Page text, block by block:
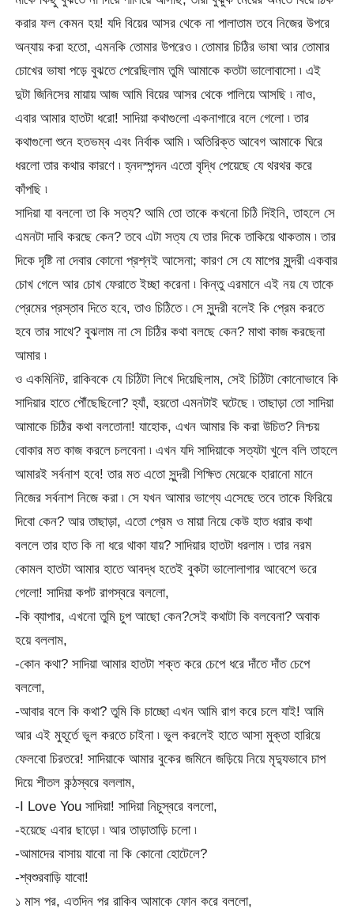
করার ফল কেমন হয়! যদি বিয়ের আসর থেকে না পালাতাম তবে নিজের উপরে
অন্যায় করা হতো, এমনকি তোমার উপরেও ৷ তোমার চিঠির ভাষা আর তোমার
চোখের ভাষা পড়ে বুঝতে পেরেছিলাম তুমি আমাকে কতটা ভালোবাসো ৷ এই
দুটা জিনিসের মায়ায় আজ আমি বিয়ের আসর থেকে পালিয়ে আসছি ৷ নাও,
এবার আমার হাতটা ধরো! সাদিয়া কথাগুলো একনাগারে বলে গেলো ৷ তার
কথাগুলো শুনে হতভম্ব এবং নির্বাক আমি ৷ অতিরিক্ত আবেগ আমাকে ঘিরে
ধরলো তার কথার কারণে ৷ হ্নদস্পন্দন এতো বৃদ্ধি পেয়েছে যে থরথর করে
কাঁপছি ৷
সাদিয়া যা বললো তা কি সত্য? আমি তো তাকে কখনো চিঠি দিইনি, তাহলে সে
এমনটা দাবি করছে কেন? তবে এটা সত্য যে তার দিকে তাকিয়ে থাকতাম ৷ তার
দিকে দৃষ্টি না দেবার কোনো প্রশ্নই আসেনা; কারণ সে যে মাপের সুন্দরী একবার
চোখ গেলে আর চোখ ফেরাতে ইচ্ছা করেনা ৷ কিন্তু এরমানে এই নয় যে তাকে
প্রেমের প্রস্তাব দিতে হবে, তাও চিঠিতে ৷ সে সুন্দরী বলেই কি প্রেম করতে
হবে তার সাথে? বুঝলাম না সে চিঠির কথা বলছে কেন? মাথা কাজ করছেনা
আমার ৷
ও একমিনিট, রাকিবকে যে চিঠিটা লিখে দিয়েছিলাম, সেই চিঠিটা কোনোভাবে কি
সাদিয়ার হাতে পৌঁছেছিলো? হ্যাঁ, হয়তো এমনটাই ঘটেছে ৷ তাছাড়া তো সাদিয়া
আমাকে চিঠির কথা বলতোনা! যাহোক, এখন আমার কি করা উচিত? নিশ্চয়
বোকার মত কাজ করলে চলবেনা ৷ এখন যদি সাদিয়াকে সত্যটা খুলে বলি তাহলে
আমারই সর্বনাশ হবে! তার মত এতো সুন্দরী শিক্ষিত মেয়েকে হারানো মানে
নিজের সর্বনাশ নিজে করা ৷ সে যখন আমার ভাগ্যে এসেছে তবে তাকে ফিরিয়ে
দিবো কেন? আর তাছাড়া, এতো প্রেম ও মায়া নিয়ে কেউ হাত ধরার কথা
বললে তার হাত কি না ধরে থাকা যায়? সাদিয়ার হাতটা ধরলাম ৷ তার নরম
কোমল হাতটা আমার হাতে আবদ্ধ হতেই বুকটা ভালোলাগার আবেশে ভরে
গেলো! সাদিয়া কপট রাগস্বরে বললো,
-কি ব্যাপার, এখনো তুমি চুপ আছো কেন?সেই কথাটা কি বলবেনা? অবাক
হয়ে বললাম,
-কোন কথা? সাদিয়া আমার হাতটা শক্ত করে চেপে ধরে দাঁতে দাঁত চেপে
বললো,
-আবার বলে কি কথা? তুমি কি চাচ্ছো এখন আমি রাগ করে চলে যাই! আমি
আর এই মুহূর্তে ভুল করতে চাইনা ৷ ভুল করলেই হাতে আসা মুক্তা হারিয়ে
ফেলবো চিরতরে! সাদিয়াকে আমার বুকের জমিনে জড়িয়ে নিয়ে মৃদ্যুভাবে চাপ
দিয়ে শীতল কন্ঠস্বরে বললাম,
-I Love You সাদিয়া! সাদিয়া নিচুস্বরে বললো,
-হয়েছে এবার ছাড়ো ৷ আর তাড়াতাড়ি চলো ৷
-আমাদের বাসায় যাবো না কি কোনো হোটেলে?
-শ্বশুরবাড়ি যাবো!
১ মাস পর, এতদিন পর রাকিব আমাকে ফোন করে বললো,